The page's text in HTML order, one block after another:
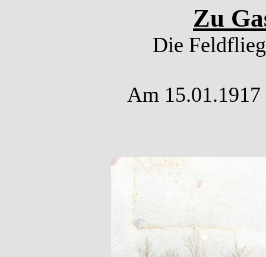
Zu
Die
Am